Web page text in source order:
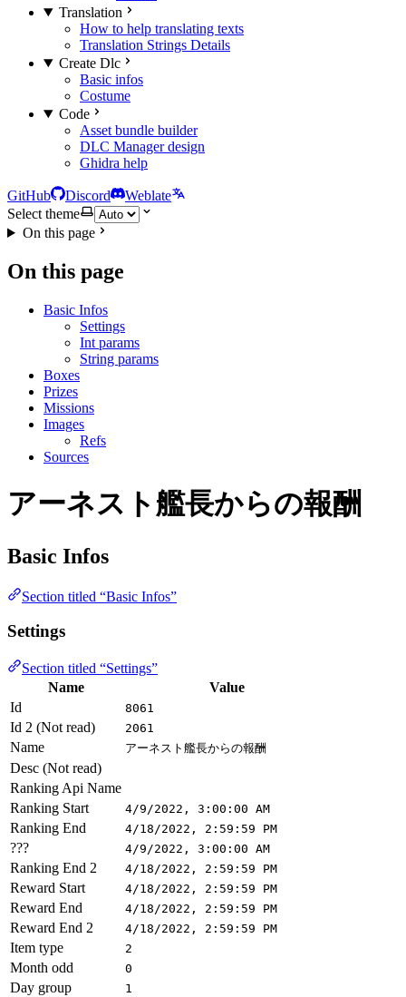
Translation
How to help translating texts
Translation Strings Details
Create Dlc
Basic infos
Costume
Code
Asset bundle builder
DLC Manager design
Ghidra help
GitHub Discord
Weblate
Select theme
On this page
On this page
Basic Infos
Settings
Int params
String params
Boxes
Prizes
Missions
Images
Refs
Sources
アーネスト艦長からの報酬
Basic Infos
Section titled “Basic Infos”
Settings
Section titled “Settings”
Name
Value
Id
8061
Id 2 (Not read) 2061
Name アーネスト艦長からの報酬
Desc (Not read)
Ranking Api Name
Ranking Start
4/9/2022, 3:00:00 AM
Ranking End 4/18/2022, 2:59:59 PM
??? 4/9/2022, 3:00:00 AM
Ranking End 2 4/18/2022, 2:59:59 PM
Reward Start 4/18/2022, 2:59:59 PM
Reward End 4/18/2022, 2:59:59 PM
Reward End 2 4/18/2022, 2:59:59 PM
Item type 2
Month odd 0
Day group 1